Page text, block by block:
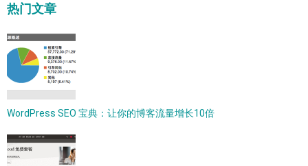
热门文章
WordPress SEO 宝典：让你的博客流量增长10倍